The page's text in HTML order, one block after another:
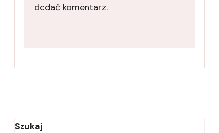
dodać komentarz.
Szukaj